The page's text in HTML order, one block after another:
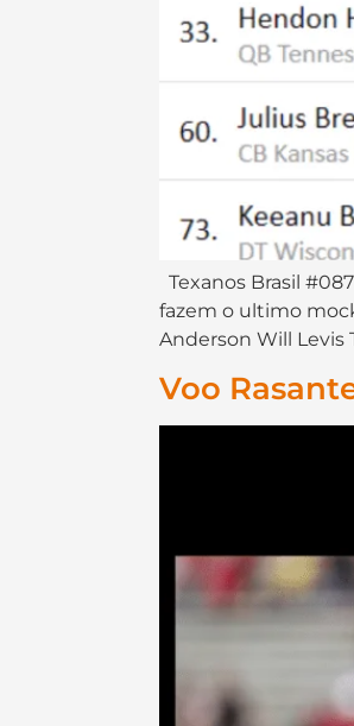
Texanos Brasil
fazem o ultimo
Anderson Will
Voo